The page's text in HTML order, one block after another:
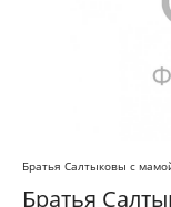
Братья Салтыковы с
Братья